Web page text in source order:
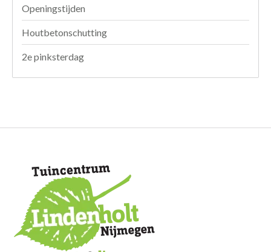
Openingstijden
Houtbetonschutting
2e pinksterdag